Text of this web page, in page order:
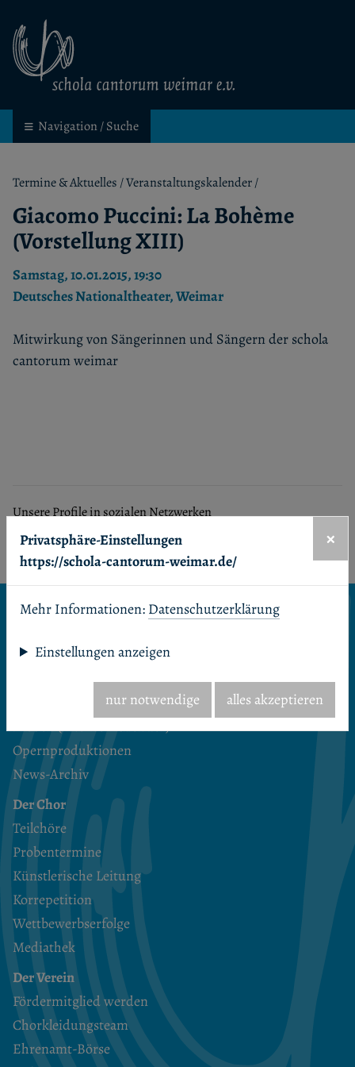
schola cantorum weimar
Navigation / Suche
Termine & Aktuelles /Veranstaltungskalender/
Giacomo Puccini: La Bohème
(Vorstellung XIII)
Samstag, 10.01.2015, 19:30
Deutsches Nationaltheater, Weimar
Mitwirkung von Sängerinnen und Sängern der schola
cantorum weimar
Unsere Profile in sozialen Netzwerken
Facebook
Youtube
Seitenanfang
Startseite
Termine & Aktuelles
Veranstaltungskalender
Proben (interner Kalender)
Opernproduktionen
News-Archiv
Der Chor
Teilchöre
Probentermine
Künstlerische Leitung
Korrepetition
Wettbewerbserfolge
Mediathek
Der Verein
Fördermitglied werden
Chorkleidungsteam
Ehrenamt-Börse
Privatsphäre-Einstellungen
https://schola-cantorum-weimar.de/
×
Mehr Informationen: Datenschutzerklärung
Einstellungen anzeigen
nur notwendige alles akzeptieren